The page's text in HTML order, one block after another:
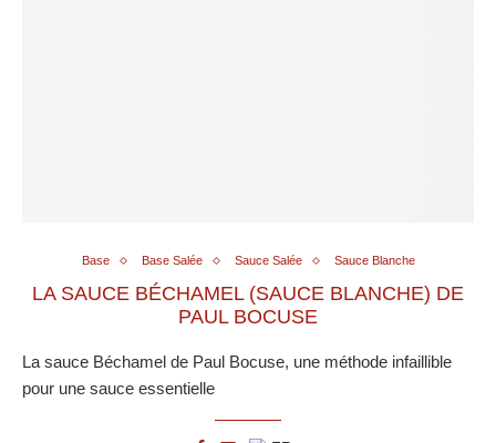
Base Base Salée Sauce Salée Sauce Blanche
LA SAUCE BÉCHAMEL (SAUCE BLANCHE) DE
PAUL BOCUSE
La sauce Béchamel de Paul Bocuse, une méthode infaillible
pour une sauce essentielle